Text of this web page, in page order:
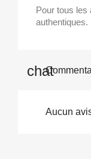
Pour tous les
authentiques.
Aucun